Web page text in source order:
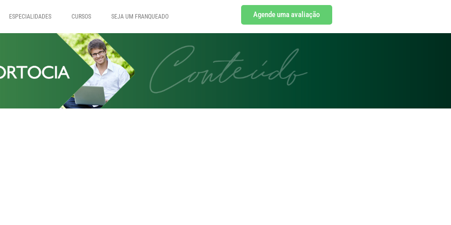
ESPECIALIDADES CURSOS SEJA UM FRANQUEADO Agende uma avaliação